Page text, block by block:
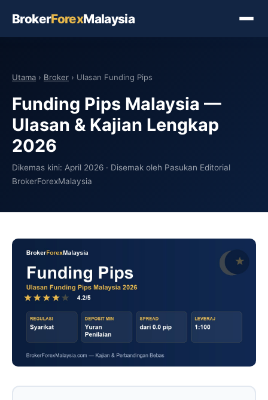
BrokerForexMalaysia
Utama › Broker › Ulasan Funding Pips
Funding Pips Malaysia —
Ulasan & Kajian Lengkap
2026
Dikemas kini: April 2026 · Disemak oleh Pasukan Editorial
BrokerForexMalaysia